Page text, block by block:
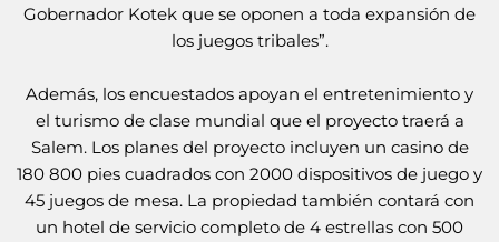
Gobernador Kotek que se oponen a toda expansión de
los juegos tribales”.
Además, los encuestados apoyan el entretenimiento y
el turismo de clase mundial que el proyecto traerá a
Salem. Los planes del proyecto incluyen un casino de
180 800 pies cuadrados con 2000 dispositivos de juego y
45 juegos de mesa. La propiedad también contará con
un hotel de servicio completo de 4 estrellas con 500